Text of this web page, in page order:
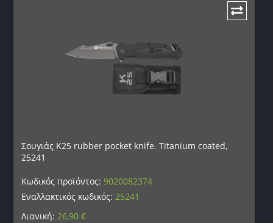
Σουγιάς K25 rubber pocket knife. Titanium coated,
25241
Κωδικός προϊόντος:9020082374
Εναλλακτικός κωδικός: 25241
Λιανική: 26,90€